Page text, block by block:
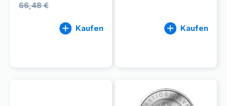
66,48 €
Kaufen Kaufen